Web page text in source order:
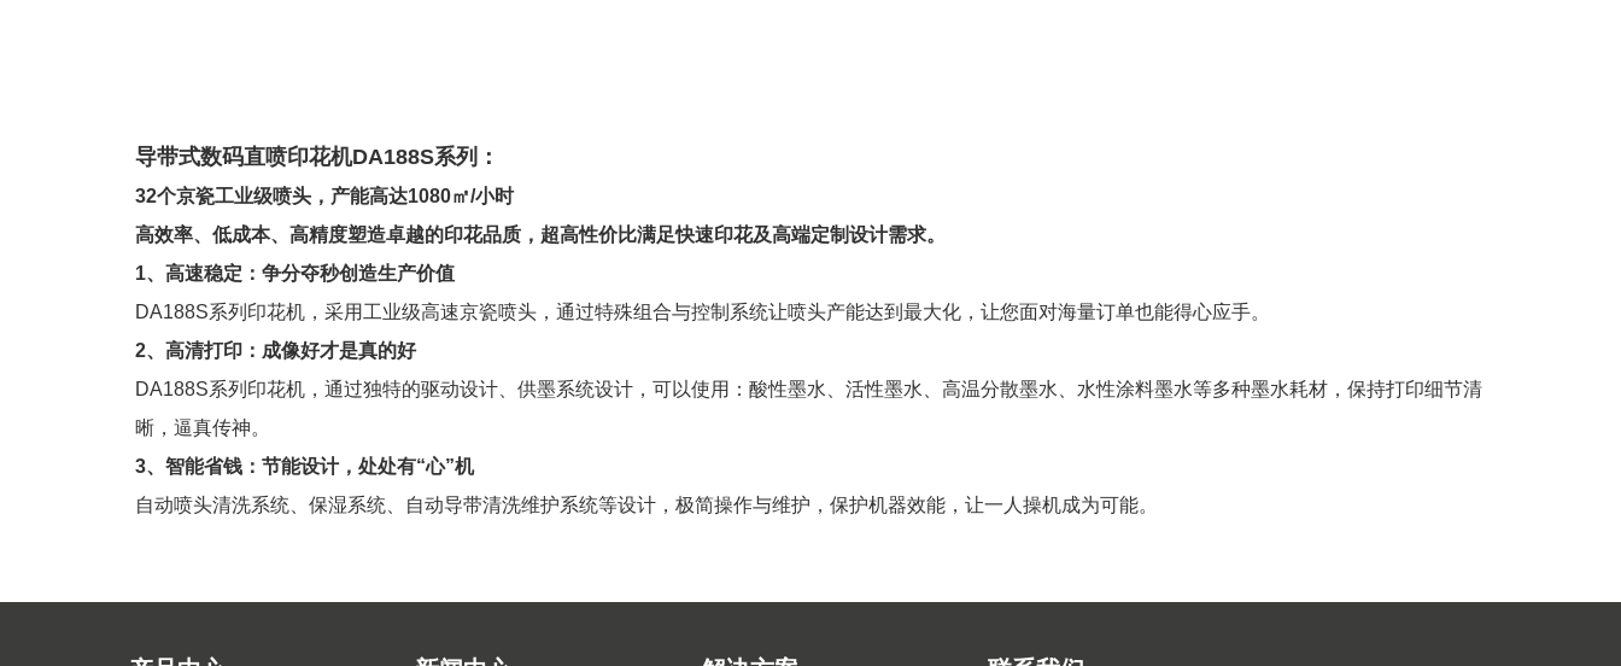
导带式数码直喷印花机DA188S系列：
32个京瓷工业级喷头，产能高达1080㎡/小时
高效率、低成本、高精度塑造卓越的印花品质，超高性价比满足快速印花及高端定制设计需求。
1、高速稳定：争分夺秒创造生产价值
DA188S系列印花机，采用工业级高速京瓷喷头，通过特殊组合与控制系统让喷头产能达到最大化，让您面对海量订单也能得心应手。
2、高清打印：成像好才是真的好
DA188S系列印花机，通过独特的驱动设计、供墨系统设计，可以使用：酸性墨水、活性墨水、高温分散墨水、水性涂料墨水等多种墨水耗材，保持打印细节清
晰，逼真传神。
3、智能省钱：节能设计，处处有“心”机
自动喷头清洗系统、保湿系统、自动导带清洗维护系统等设计，极简操作与维护，保护机器效能，让一人操机成为可能。